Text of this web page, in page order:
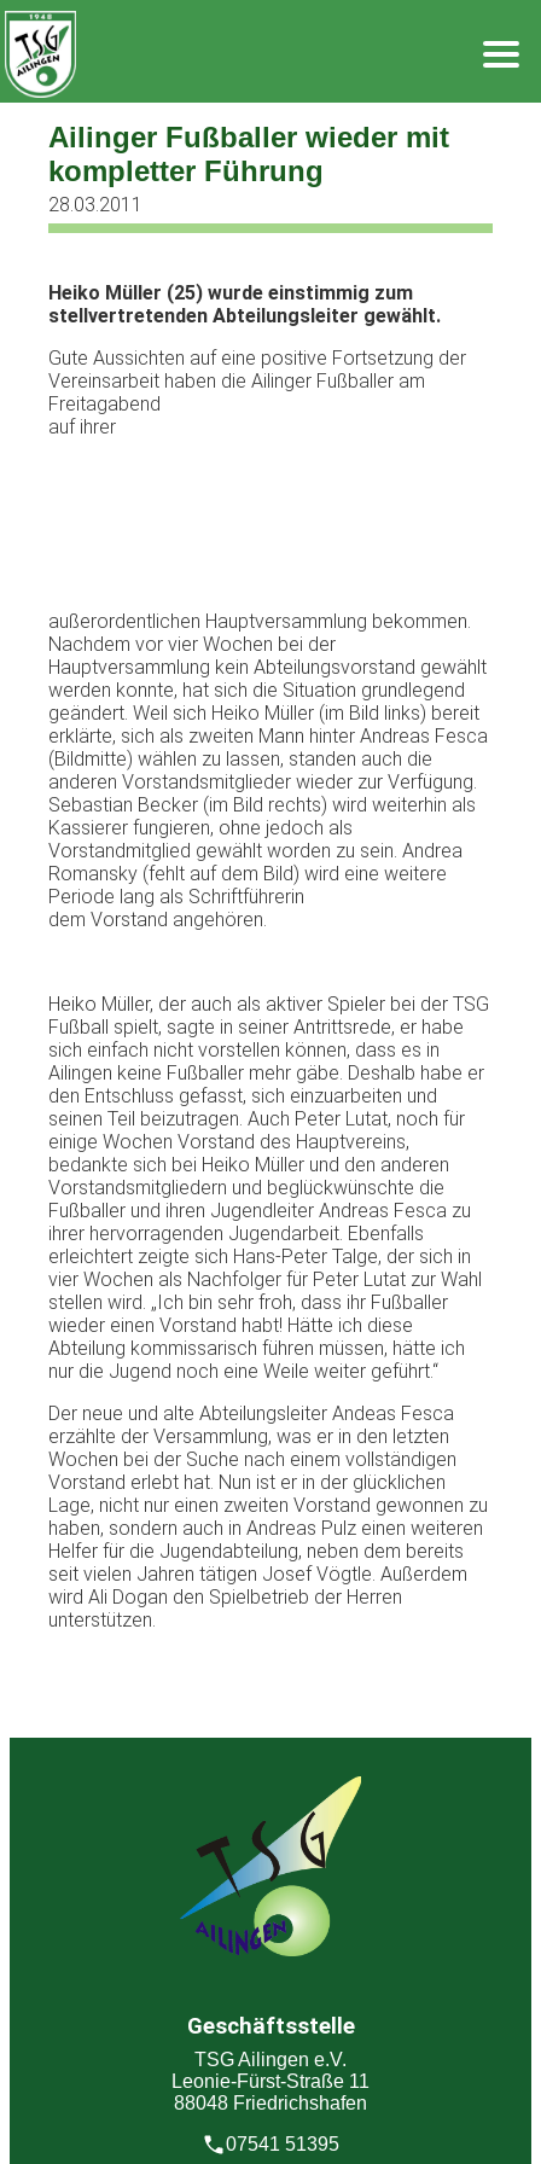
Zum
Inhalt
springen
Ailinger Fußballer wieder mit
kompletter Führung
28.03.2011
Heiko Müller (25) wurde einstimmig zum
stellvertretenden Abteilungsleiter gewählt.
Gute Aussichten auf eine positive Fortsetzung der
Vereinsarbeit haben die Ailinger Fußballer am
Freitagabend
auf ihrer
außerordentlichen Hauptversammlung bekommen.
Nachdem vor vier Wochen bei der
Hauptversammlung kein Abteilungsvorstand gewählt
werden konnte, hat sich die Situation grundlegend
geändert. Weil sich Heiko Müller (im Bild links) bereit
erklärte, sich als zweiten Mann hinter Andreas Fesca
(Bildmitte) wählen zu lassen, standen auch die
anderen Vorstandsmitglieder wieder zur Verfügung.
Sebastian Becker (im Bild rechts) wird weiterhin als
Kassierer fungieren, ohne jedoch als
Vorstandmitglied gewählt worden zu sein. Andrea
Romansky (fehlt auf dem Bild) wird eine weitere
Periode lang als Schriftführerin
dem Vorstand angehören.
Heiko Müller, der auch als aktiver Spieler bei der TSG
Fußball spielt, sagte in seiner Antrittsrede, er habe
sich einfach nicht vorstellen können, dass es in
Ailingen keine Fußballer mehr gäbe. Deshalb habe er
den Entschluss gefasst, sich einzuarbeiten und
seinen Teil beizutragen. Auch Peter Lutat, noch für
einige Wochen Vorstand des Hauptvereins,
bedankte sich bei Heiko Müller und den anderen
Vorstandsmitgliedern und beglückwünschte die
Fußballer und ihren Jugendleiter Andreas Fesca zu
ihrer hervorragenden Jugendarbeit. Ebenfalls
erleichtert zeigte sich Hans-Peter Talge, der sich in
vier Wochen als Nachfolger für Peter Lutat zur Wahl
stellen wird. „Ich bin sehr froh, dass ihr Fußballer
wieder einen Vorstand habt! Hätte ich diese
Abteilung kommissarisch führen müssen, hätte ich
nur die Jugend noch eine Weile weiter geführt.“
Der neue und alte Abteilungsleiter Andeas Fesca
erzählte der Versammlung, was er in den letzten
Wochen bei der Suche nach einem vollständigen
Vorstand erlebt hat. Nun ist er in der glücklichen
Lage, nicht nur einen zweiten Vorstand gewonnen zu
haben, sondern auch in Andreas Pulz einen weiteren
Helfer für die Jugendabteilung, neben dem bereits
seit vielen Jahren tätigen Josef Vögtle. Außerdem
wird Ali Dogan den Spielbetrieb der Herren
unterstützen.
Geschäftsstelle
TSG Ailingen e.V.
Leonie-Fürst-Straße 11
88048 Friedrichshafen
07541 51395